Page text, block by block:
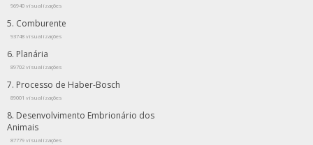
96940 visualizações
Comburente
93748 visualizações
Planária
89702 visualizações
Processo de Haber-Bosch
89001 visualizações
Desenvolvimento Embrionário dos
Animais
87779 visualizações